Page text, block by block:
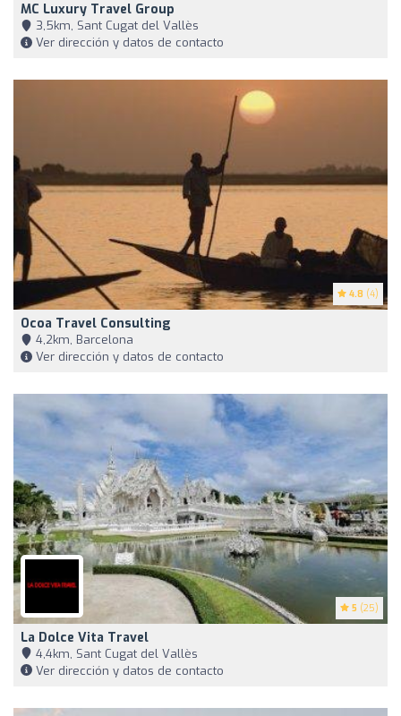
MC Luxury Travel Group
3,5km, Sant Cugat del Vallès
Ver dirección y datos de contacto
4.8 (4)
Ocoa Travel Consulting
4,2km, Barcelona
Ver dirección y datos de contacto
5 (25)
La Dolce Vita Travel
4,4km, Sant Cugat del Vallès
Ver dirección y datos de contacto